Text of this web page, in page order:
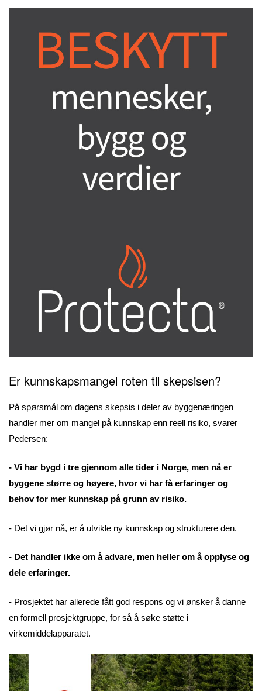
Er kunnskapsmangel roten til skepsisen?
På spørsmål om dagens skepsis i deler av byggenæringen
handler mer om mangel på kunnskap enn reell risiko, svarer
Pedersen:
- Vi har bygd i tre gjennom alle tider i Norge, men nå er
byggene større og høyere, hvor vi har få erfaringer og
behov for mer kunnskap på grunn av risiko.
- Det vi gjør nå, er å utvikle ny kunnskap og strukturere den.
- Det handler ikke om å advare, men heller om å opplyse og
dele erfaringer.
- Prosjektet har allerede fått god respons og vi ønsker å danne
en formell prosjektgruppe, for så å søke støtte i
virkemiddelapparatet.